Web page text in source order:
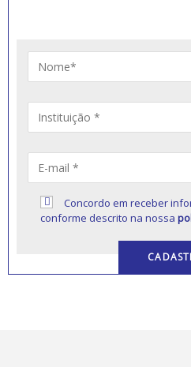
Concordo em receber
conforme descrito na nossa